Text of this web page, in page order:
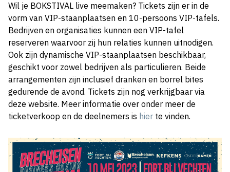
Wil je BOKSTIVAL live meemaken? Tickets zijn er in de
vorm van VIP-staanplaatsen en 10-persoons VIP-tafels.
Bedrijven en organisaties kunnen een VIP-tafel
reserveren waarvoor zij hun relaties kunnen uitnodigen.
Ook zijn dynamische VIP-staanplaatsen beschikbaar,
geschikt voor zowel bedrijven als particulieren. Beide
arrangementen zijn inclusief dranken en borrel bites
gedurende de avond. Tickets zijn nog verkrijgbaar via
deze website. Meer informatie over onder meer de
ticketverkoop en de deelnemers is hier te vinden.